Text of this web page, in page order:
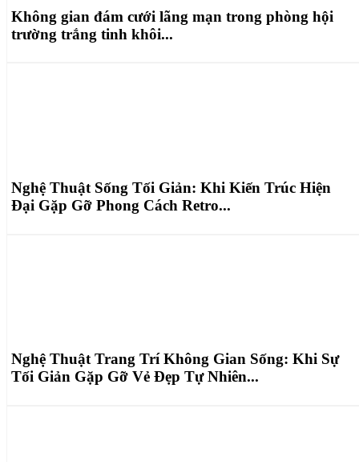
Không gian đám cưới lãng mạn trong phòng hội
trường trắng tinh khôi...
Nghệ Thuật Sống Tối Giản: Khi Kiến Trúc Hiện
Đại Gặp Gỡ Phong Cách Retro...
Nghệ Thuật Trang Trí Không Gian Sống: Khi Sự
Tối Giản Gặp Gỡ Vẻ Đẹp Tự Nhiên...